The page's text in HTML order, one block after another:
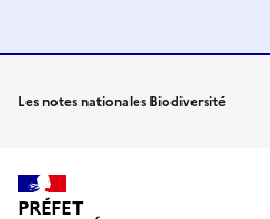
Les notes nationales Biodiversité
PRÉFET